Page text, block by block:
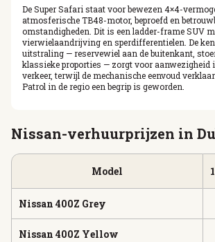
De Super Safari staat voor bewezen 4×4-
atmosferische TB48-motor, beproefd en
omstandigheden. Dit is een ladder-frame SUV
vierwielaandrijving en sperdifferentielen. De
uitstraling — reservewiel aan de buitenkant,
klassieke proporties — zorgt voor aanwezigheid
verkeer, terwijl de mechanische eenvoud
Patrol in de regio een begrip is geworden.
Nissan-verhuurprijzen in
Model
Nissan 400Z Grey
Nissan 400Z Yellow